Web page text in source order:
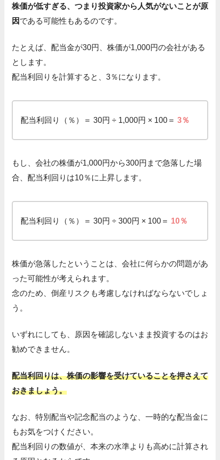
株価が低すぎる、つまり投資家から人気がないことが原
因 である可能性もあるのです。
たとえば、配当金が30円、株価が1,000円の会社がある
とします。
配当利回りを計算すると、3％になります。
配当利回り（％）＝ 30円 ÷ 1,000円 × 100＝ 3％
もし、会社の株価が1,000円から300円まで急落した場
合、配当利回りは10％に上昇します。
配当利回り（％）＝ 30円 ÷ 300円 × 100＝ 10％
株価が急落したということは、会社に何らかの問題があ
った可能性が考えられます。
念のため、倒産リスクも考慮しなければならないでしょ
う。
いずれにしても、原因を確認しないまま投資するのはお
勧めできません。
配当利回りは、株価の影響を受けていることを押さえて
おきましょう。
なお、特別配当や記念配当のような、一時的な配当金に
もお気をつけください。
配当利回りの数値が、本来の水準よりも高めに計算され